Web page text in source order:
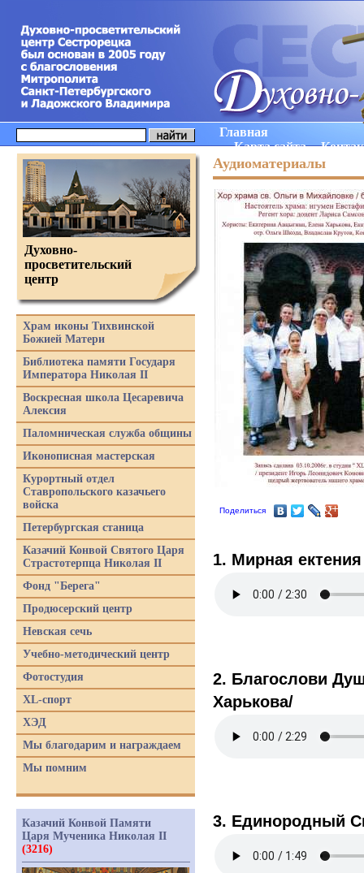
Главная
Карта сайта
Аудиоматериалы
Поделиться
1. Мирная
2. Благослови
Харькова/
3. Единородный
Духовно-
просветительский
центр
Храм иконы Тихвинской
Божией Матери
Библиотека памяти Государя
Императора Николая II
Воскресная школа Цесаревича
Алексия
Паломническая служба общины
Иконописная мастерская
Курортный отдел
Ставропольского казачьего
войска
Петербургская станица
Казачий Конвой Святого Царя
Страстотерпца Николая II
Фонд "Берега"
Продюсерский центр
Невская сечь
Учебно-методический центр
Фотостудия
XL-спорт
ХЭД
Мы благодарим и награждаем
Мы помним
Казачий Конвой Памяти
Царя Мученика Николая II
(3216)